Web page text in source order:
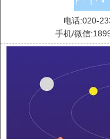
电话:020-
手机/微信